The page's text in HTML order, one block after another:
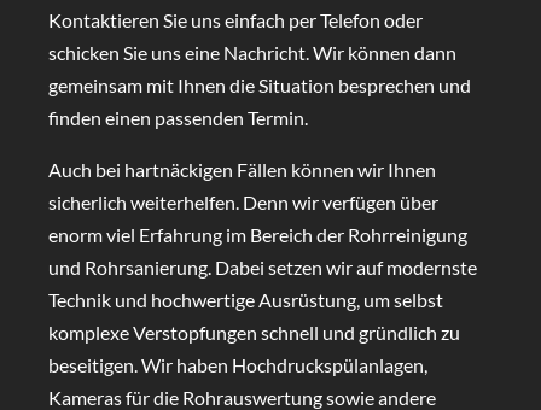
Kontaktieren Sie uns einfach per Telefon oder
schicken Sie uns eine Nachricht. Wir können dann
gemeinsam mit Ihnen die Situation besprechen und
finden einen passenden Termin.
Auch bei hartnäckigen Fällen können wir Ihnen
sicherlich weiterhelfen. Denn wir verfügen über
enorm viel Erfahrung im Bereich der Rohrreinigung
und Rohrsanierung. Dabei setzen wir auf modernste
Technik und hochwertige Ausrüstung, um selbst
komplexe Verstopfungen schnell und gründlich zu
beseitigen. Wir haben Hochdruckspülanlagen,
Kameras für die Rohrauswertung sowie andere